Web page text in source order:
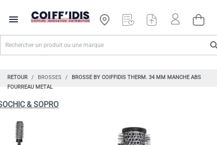

RETOUR BROSSES
BROSSE BY COIFFIDIS THERM. 34 MM MANCHE ABS
FOURREAU METAL
& SOPRO